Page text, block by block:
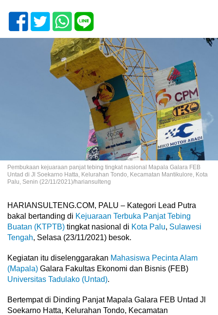
Pembukaan kejuaraan panjat tebing tingkat nasional Mapala Galara FEB
Untad di Jl Soekarno Hatta, Kelurahan Tondo, Kecamatan Mantikulore, Kota
Palu, Senin (22/11/2021)/hariansulteng
HARIANSULTENG.COM, PALU – Kategori Lead Putra
bakal bertanding di Kejuaraan Terbuka Panjat Tebing
Buatan (KTPTB) tingkat nasional di Kota Palu, Sulawesi
Tengah, Selasa (23/11/2021) besok.
Kegiatan itu diselenggarakan Mahasiswa Pecinta Alam
(Mapala) Galara Fakultas Ekonomi dan Bisnis (FEB)
Universitas Tadulako (Untad).
Bertempat di Dinding Panjat Mapala Galara FEB Untad Jl
Soekarno Hatta, Kelurahan Tondo, Kecamatan